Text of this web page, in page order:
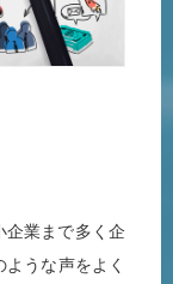
企業まで多く企
うな声をよく